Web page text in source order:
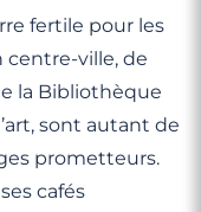
fertile pour les
centre-ville, de
la Bibliothèque
sont autant de
prometteurs.
cafés